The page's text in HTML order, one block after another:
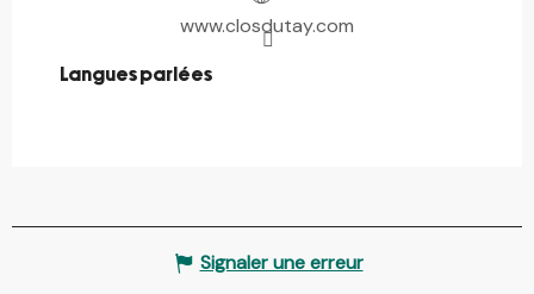
www.closdutay.com
Langues parlées
Langues parlées
Signaler une erreur